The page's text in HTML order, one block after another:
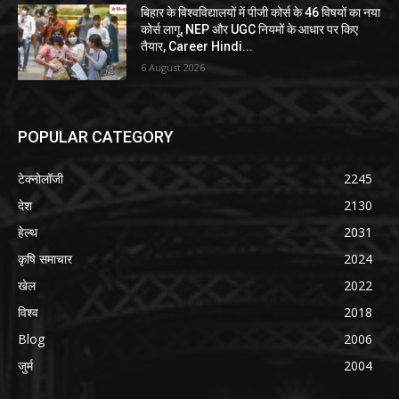
बिहार के विश्वविद्यालयों में पीजी कोर्स के 46 विषयों का नया
कोर्स लागू, NEP और UGC नियमों के आधार पर किए
तैयार, Career Hindi...
6 August 2026
POPULAR CATEGORY
टेक्नोलॉजी
2245
देश
2130
हेल्थ
2031
कृषि समाचार
2024
खेल
2022
विश्व
2018
Blog
2006
जुर्म
2004